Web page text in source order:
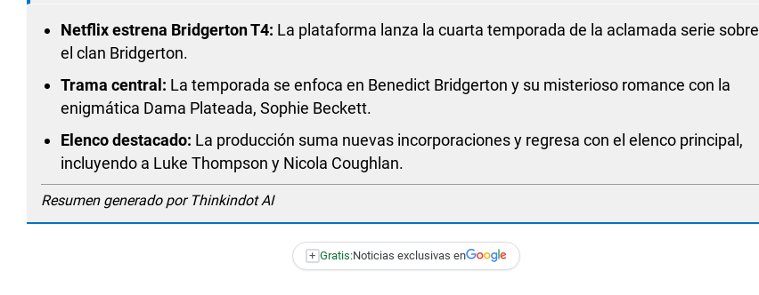
Netflix estrena Bridgerton T4: La plataforma lanza la cuarta temporada de la aclamada serie sobre
el clan Bridgerton.
Trama central: La temporada se enfoca en Benedict Bridgerton y su misterioso romance con la
enigmática Dama Plateada, Sophie Beckett.
Elenco destacado: La producción suma nuevas incorporaciones y regresa con el elenco principal,
incluyendo a Luke Thompson y Nicola Coughlan.
Resumen generado por Thinkindot AI
+ Gratis:Noticias exclusivas en